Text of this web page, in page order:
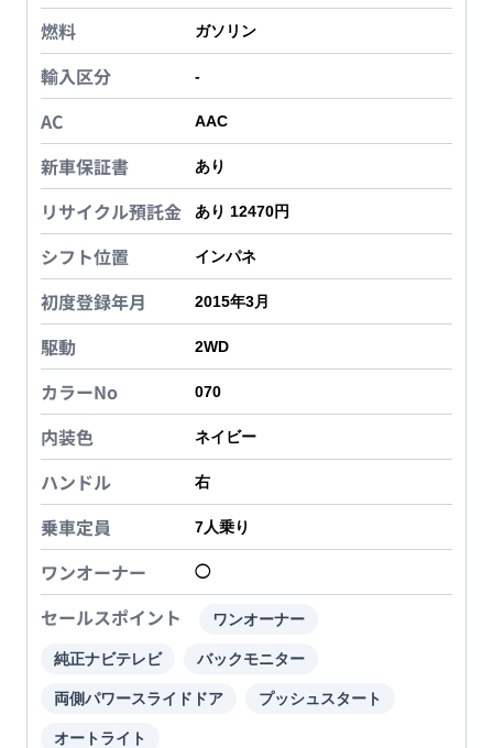
燃料 ガソリン
輸入区分 -
AC AAC
新車保証書 あり
リサイクル預託金 あり 12470円
シフト位置 インパネ
初度登録年月 2015年3月
駆動 2WD
カラーNo 070
内装色 ネイビー
ハンドル 右
乗車定員 7人乗り
ワンオーナー ◯
セールスポイント ワンオーナー
純正ナビテレビ バックモニター
両側パワースライドドア プッシュスタート
オートライト